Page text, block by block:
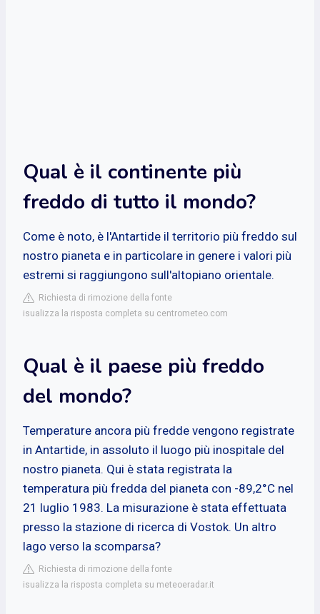
Qual è il continente più
freddo di tutto il mondo?
Come è noto, è l'Antartide il territorio più freddo sul
nostro pianeta e in particolare in genere i valori più
estremi si raggiungono sull'altopiano orientale.
Richiesta di rimozione della fonte
isualizza la risposta completa su centrometeo.com
Qual è il paese più freddo
del mondo?
Temperature ancora più fredde vengono registrate
in Antartide, in assoluto il luogo più inospitale del
nostro pianeta. Qui è stata registrata la
temperatura più fredda del pianeta con -89,2°C nel
21 luglio 1983. La misurazione è stata effettuata
presso la stazione di ricerca di Vostok. Un altro
lago verso la scomparsa?
Richiesta di rimozione della fonte
isualizza la risposta completa su meteoeradar.it